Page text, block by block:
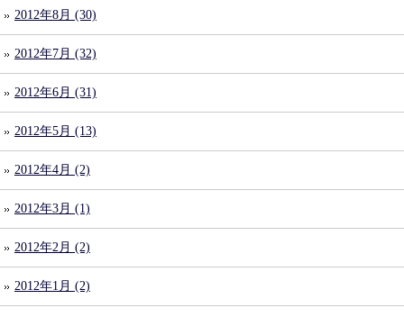
2012年8月 (30)
2012年7月 (32)
2012年6月 (31)
2012年5月 (13)
2012年4月 (2)
2012年3月 (1)
2012年2月 (2)
2012年1月 (2)